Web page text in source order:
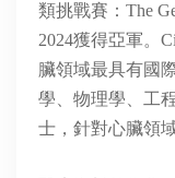
類挑戰賽：The
2024獲得亞軍。
臟領域最具有國
學、物理學、工
士，針對心臟領